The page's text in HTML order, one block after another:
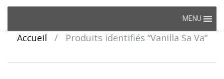
content
MENU
Accueil / Produits identifiés “Vanilla Sa Va”